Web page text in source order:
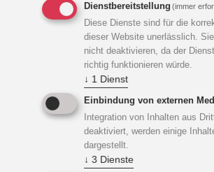
Dienstbereitstellung(immer
Diese Dienste sind für die
dieser Website unerlässlich.
nicht deaktivieren, da der
richtig funktionieren würde.
↓ 1 Dienst
Einbindung von externen
Integration von Inhalten aus
deaktiviert, werden einige
dargestellt.
↓ 3 Dienste